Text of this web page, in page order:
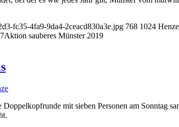
fc35-4fa9-9da4-2ceacd830a3e.jpg 768 1024 Henze
Aktion sauberes Münster 2019
mit sieben Personen am Sonntag